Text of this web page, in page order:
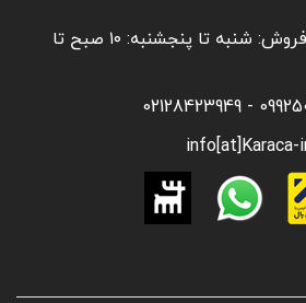
📌 ساعات کاری بخش فروش: شنبه تا پنجشنبه: ۱۰ صبح تا
info[at]Karaca-